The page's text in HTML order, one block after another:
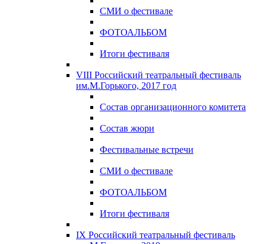
СМИ о фестивале
ФОТОАЛЬБОМ
Итоги фестиваля
VIII Российский театральный фестиваль
им.М.Горького, 2017 год
Состав организационного комитета
Состав жюри
Фестивальные встречи
СМИ о фестивале
ФОТОАЛЬБОМ
Итоги фестиваля
IX Российский театральный фестиваль